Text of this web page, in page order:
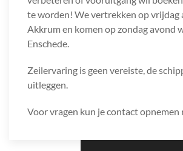
te worden! We vertrekken op vrijdag
Akkrum en komen op zondag avond
Enschede.
Zeilervaring is geen vereiste, de
uitleggen.
Voor vragen kun je contact opnemen